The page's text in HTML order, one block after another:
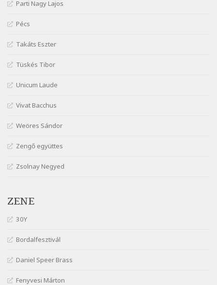
József Attila: Ne bántsda gyönge nőt
Szélkiáltó
Szélkiáltó
József Attila: Szerelmesvers
József Attila: Tószunnyadó
Szélkiáltó
József Attila: Virágos
Szélkiáltó
Szélkiáltó
Szélkiáltó
Kiss Benedek: Vonatozó
Kiss Dénes: Kerékpár
Parti Nagy Lajos
Pécs
Takáts Eszter
Tüskés Tibor
Unicum Laude
Vivat Bacchus
Weöres Sándor
Zengő együttes
Zsolnay Negyed
ZENE
30Y
Bordalfesztivál
Daniel Speer Brass
Fenyvesi Márton